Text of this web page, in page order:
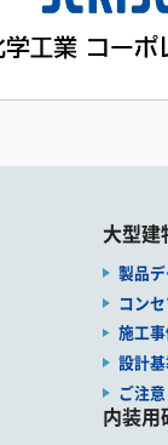
大型建
製品
コンセ
施工
設計
ご注意
内装用